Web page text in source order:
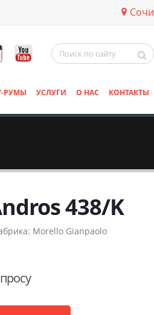
Сочи
РУМЫ УСЛУГИ О НАС КОНТАКТЫ
438/K
Morello Gianpaolo